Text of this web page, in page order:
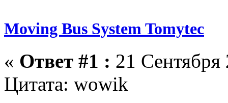
Moving Bus System Tomytec
« Ответ #1 : 21
Цитата: wowik